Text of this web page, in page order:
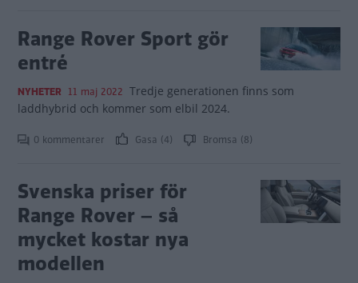
Range Rover Sport gör
entré
NYHETER 11 maj 2022 Tredje generationen finns som
laddhybrid och kommer som elbil 2024.
0 kommentarer Gasa (4) Bromsa (8)
Svenska priser för
Range Rover – så
mycket kostar nya
modellen